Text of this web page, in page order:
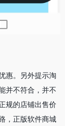
惠。另外提示淘
并不符合，并不
规的店铺出售价
，正版软件商城